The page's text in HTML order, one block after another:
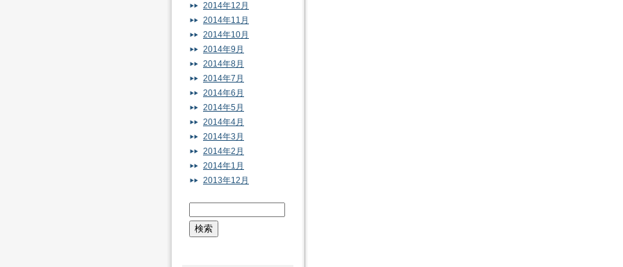
2014年12月
2014年11月
2014年10月
2014年9月
2014年8月
2014年7月
2014年6月
2014年5月
2014年4月
2014年3月
2014年2月
2014年1月
2013年12月